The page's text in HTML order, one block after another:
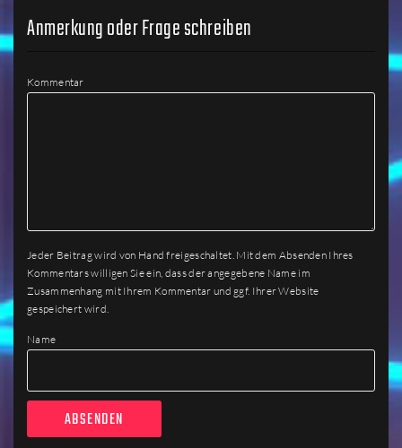
Anmerkung oder Frage schreiben
Kommentar
Jeder Beitrag wird von Hand freigeschaltet. Mit dem Absenden Ihres
Kommentars willigen Sie ein, dass der angegebene Name im
Zusammenhang mit Ihrem Kommentar und ggf. Ihrer Website
gespeichert wird.
Name